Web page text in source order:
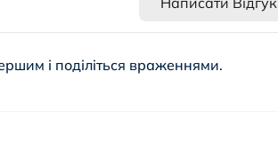
і поділіться враженнями.